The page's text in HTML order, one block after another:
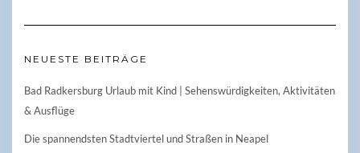
NEUESTE BEITRÄGE
Bad Radkersburg Urlaub mit Kind | Sehenswürdigkeiten, Aktivitäten
& Ausflüge
Die spannendsten Stadtviertel und Straßen in Neapel